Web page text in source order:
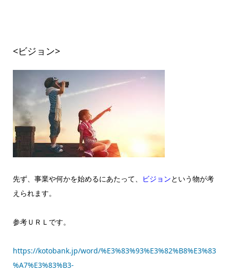
<ビジョン>
先ず、事業や何かを始めるにあたって、 ビジョンという物が考
えられます。
参考ＵＲＬです。
https://kotobank.jp/word/%E3%83%93%E3%82%B8%E3%83
%A7%E3%83%B3-